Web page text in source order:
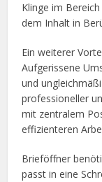
Klinge im
dem Inhalt in
Ein weiterer
Aufgerissene
und
professioneller
mit zentralem
effizienteren
Brieföffner
passt in eine